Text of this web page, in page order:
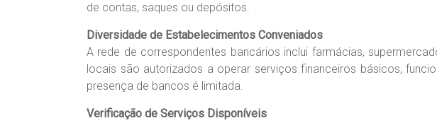
de contas, saques ou depósitos.
Diversidade de Estabelecimentos Conveniados
A rede de correspondentes bancários inclui farmácias,
locais são autorizados a operar serviços financeiros básicos,
presença de bancos é limitada.
Verificação de Serviços Disponíveis